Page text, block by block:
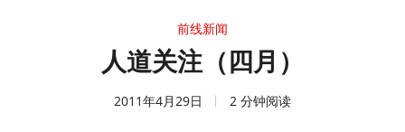
前线新闻
人道关注（四月）
2011年4月29日 2 分钟阅读